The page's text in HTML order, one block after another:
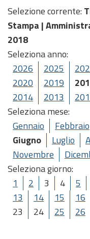
Selezione corrente:
Stampa |
2018
Seleziona anno:
2026
2025
2020
2019
2014
2013
Seleziona mese:
Gennaio
Febbraio
Giugno
Luglio
Novembre
Seleziona giorno:
1
2 3 4 5
13
14 15 16
23
24 25 26